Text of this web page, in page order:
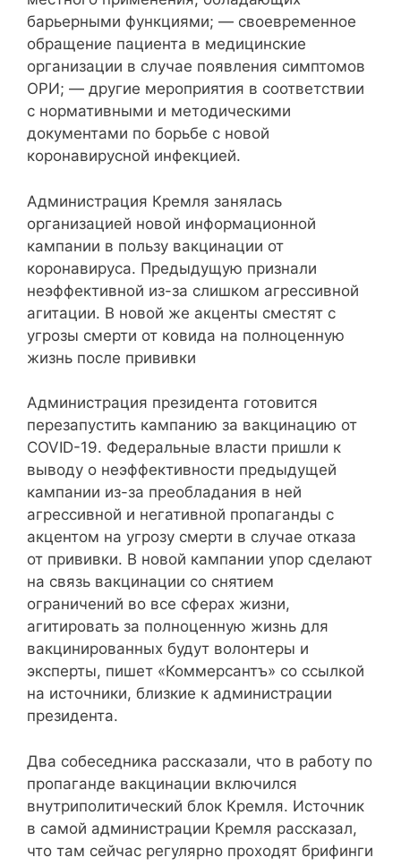
барьерными функциями; — своевременное
обращение пациента в медицинские
организации в случае появления симптомов
ОРИ; — другие мероприятия в соответствии
с нормативными и методическими
документами по борьбе с новой
коронавирусной инфекцией.
Администрация Кремля занялась
организацией новой информационной
кампании в пользу вакцинации от
коронавируса. Предыдущую признали
неэффективной из-за слишком агрессивной
агитации. В новой же акценты сместят с
угрозы смерти от ковида на полноценную
жизнь после прививки
Администрация президента готовится
перезапустить кампанию за вакцинацию от
COVID-19. Федеральные власти пришли к
выводу о неэффективности предыдущей
кампании из-за преобладания в ней
агрессивной и негативной пропаганды с
акцентом на угрозу смерти в случае отказа
от прививки. В новой кампании упор сделают
на связь вакцинации со снятием
ограничений во все сферах жизни,
агитировать за полноценную жизнь для
вакцинированных будут волонтеры и
эксперты, пишет «Коммерсантъ» со ссылкой
на источники, близкие к администрации
президента.
Два собеседника рассказали, что в работу по
пропаганде вакцинации включился
внутриполитический блок Кремля. Источник
в самой администрации Кремля рассказал,
что там сейчас регулярно проходят брифинги